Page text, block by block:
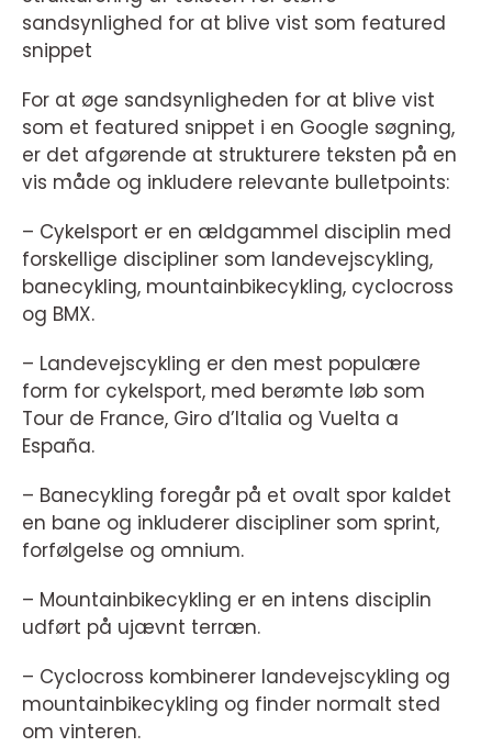
sandsynlighed for at blive vist som featured
snippet
For at øge sandsynligheden for at blive vist
som et featured snippet i en Google søgning,
er det afgørende at strukturere teksten på en
vis måde og inkludere relevante bulletpoints:
– Cykelsport er en ældgammel disciplin med
forskellige discipliner som landevejscykling,
banecykling, mountainbikecykling, cyclocross
og BMX.
– Landevejscykling er den mest populære
form for cykelsport, med berømte løb som
Tour de France, Giro d’Italia og Vuelta a
España.
– Banecykling foregår på et ovalt spor kaldet
en bane og inkluderer discipliner som sprint,
forfølgelse og omnium.
– Mountainbikecykling er en intens disciplin
udført på ujævnt terræn.
– Cyclocross kombinerer landevejscykling og
mountainbikecykling og finder normalt sted
om vinteren.